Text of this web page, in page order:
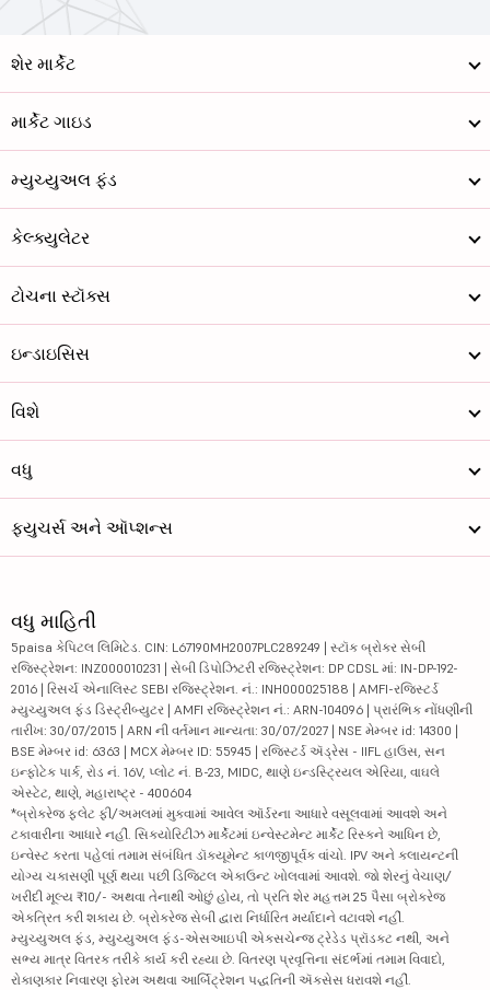
શેર માર્કેટ
માર્કેટ ગાઇડ
મ્યુચ્યુઅલ ફંડ
કેલ્ક્યુલેટર
ટોચના સ્ટૉક્સ
ઇન્ડાઇસિસ
વિશે
વધુ
ફ્યુચર્સ અને ઑપ્શન્સ
વધુ માહિતી
5paisa કેપિટલ લિમિટેડ. CIN: L67190MH2007PLC289249 | સ્ટૉક બ્રોકર સેબી
રજિસ્ટ્રેશન: INZ000010231 | સેબી ડિપોઝિટરી રજિસ્ટ્રેશન: DP CDSL માં: IN-DP-192-
2016 | રિસર્ચ એનાલિસ્ટ SEBI રજિસ્ટ્રેશન. નં.: INH000025188 | AMFI-રજિસ્ટર્ડ
મ્યુચ્યુઅલ ફંડ ડિસ્ટ્રીબ્યુટર | AMFI રજિસ્ટ્રેશન નં.: ARN-104096 | પ્રારંભિક નોંધણીની
તારીખ: 30/07/2015 | ARN ની વર્તમાન માન્યતા: 30/07/2027 | NSE મેમ્બર id: 14300 |
BSE મેમ્બર id: 6363 | MCX મેમ્બર ID: 55945 | રજિસ્ટર્ડ ઍડ્રેસ - IIFL હાઉસ, સન
ઇન્ફોટેક પાર્ક, રોડ નં. 16V, પ્લોટ નં. B-23, MIDC, થાણે ઇન્ડસ્ટ્રિયલ એરિયા, વાઘલે
એસ્ટેટ, થાણે, મહારાષ્ટ્ર - 400604
*બ્રોકરેજ ફ્લેટ ફી/અમલમાં મુકવામાં આવેલ ઑર્ડરના આધારે વસૂલવામાં આવશે અને
ટકાવારીના આધારે નહીં. સિક્યોરિટીઝ માર્કેટમાં ઇન્વેસ્ટમેન્ટ માર્કેટ રિસ્કને આધિન છે,
ઇન્વેસ્ટ કરતા પહેલાં તમામ સંબંધિત ડૉક્યૂમેન્ટ કાળજીપૂર્વક વાંચો. IPV અને ક્લાયન્ટની
યોગ્ય ચકાસણી પૂર્ણ થયા પછી ડિજિટલ એકાઉન્ટ ખોલવામાં આવશે. જો શેરનું વેચાણ/
ખરીદી મૂલ્ય ₹10/- અથવા તેનાથી ઓછું હોય, તો પ્રતિ શેર મહત્તમ 25 પૈસા બ્રોકરેજ
એકત્રિત કરી શકાય છે. બ્રોકરેજ સેબી દ્વારા નિર્ધારિત મર્યાદાને વટાવશે નહીં.
મ્યુચ્યુઅલ ફંડ, મ્યુચ્યુઅલ ફંડ-એસઆઇપી એક્સચેન્જ ટ્રેડેડ પ્રૉડક્ટ નથી, અને
સભ્ય માત્ર વિતરક તરીકે કાર્ય કરી રહ્યા છે. વિતરણ પ્રવૃત્તિના સંદર્ભમાં તમામ વિવાદો,
રોકાણકાર નિવારણ ફોરમ અથવા આર્બિટ્રેશન પદ્ધતિની ઍક્સેસ ધરાવશે નહીં.